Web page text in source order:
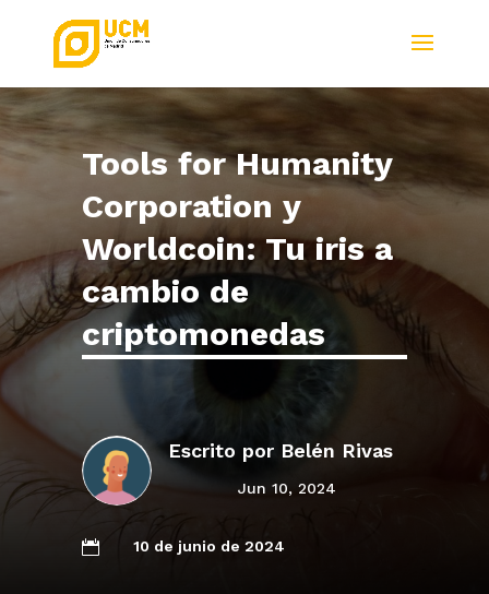
Tools for Humanity
Corporation y
Worldcoin: Tu iris a
cambio de
criptomonedas
Escrito por Belén Rivas
Jun 10, 2024
 10 de junio de 2024